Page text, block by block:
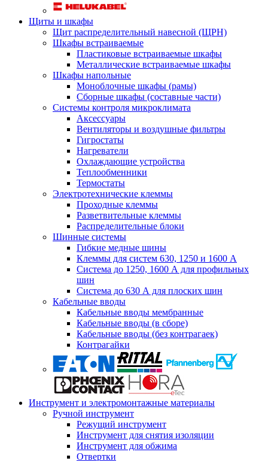
Щиты и шкафы
Щит распределительный навесной (ЩРН)
Шкафы встраиваемые
Пластиковые встраиваемые шкафы
Металлические встраиваемые шкафы
Шкафы напольные
Моноблочные шкафы (рамы)
Сборные шкафы (составные части)
Системы контроля микроклимата
Аксессуары
Вентиляторы и воздушные фильтры
Гигростаты
Нагреватели
Охлаждающие устройства
Теплообменники
Термостаты
Электротехнические клеммы
Проходные клеммы
Разветвительные клеммы
Распределительные блоки
Шинные системы
Гибкие медные шины
Клеммы для систем 630, 1250 и 1600 А
Система до 1250, 1600 А для профильных
шин
Система до 630 А для плоских шин
Кабельные вводы
Кабельные вводы мембранные
Кабельные вводы (в сборе)
Кабельные вводы (без контрагаек)
Контрагайки
Инструмент и электромонтажные материалы
Ручной инструмент
Режущий инструмент
Инструмент для снятия изоляции
Инструмент для обжима
Отвертки